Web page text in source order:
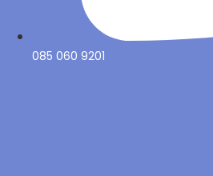
085 060 9201